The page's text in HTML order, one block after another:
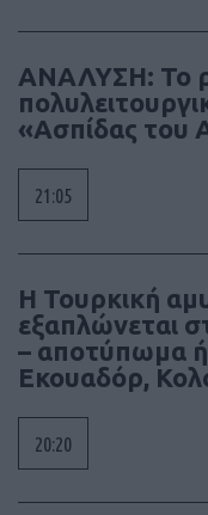
ΑΝΑΛΥΣΗ: To
«Ασπίδας του
21:05
Η Τουρκική
εξαπλώνεται
– αποτύπωμα
Εκουαδόρ,
20:20